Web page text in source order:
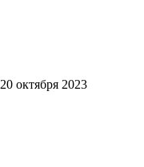
20 октября 2023